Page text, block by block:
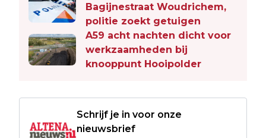
Bagijnestraat Woudrichem,
politie zoekt getuigen
A59 acht nachten dicht voor
werkzaamheden bij
knooppunt Hooipolder
Schrijf je in voor onze
nieuwsbrief